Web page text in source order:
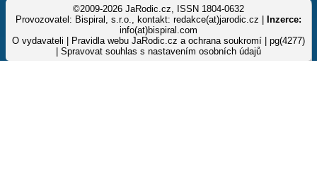
©2009-2026 JaRodic.cz, ISSN 1804-0632
Provozovatel: Bispiral, s.r.o., kontakt: redakce(at)jarodic.cz |
Inzerce:
info(at)bispiral.com
O vydavateli
Pravidla webu JaRodic.cz a ochrana soukromí | pg(4277)
Spravovat souhlas s nastavením osobních údajů